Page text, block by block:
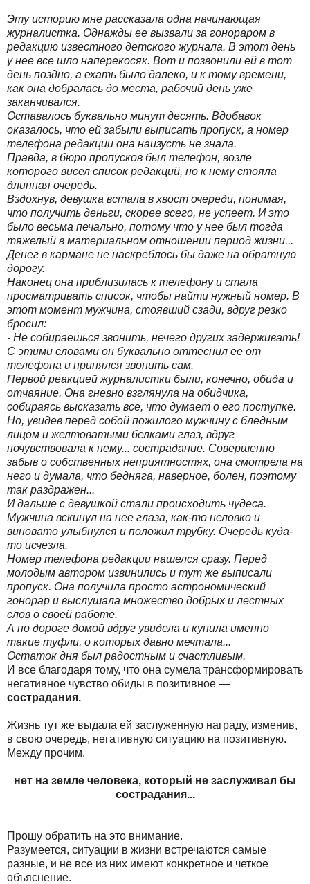
Эту историю мне рассказала одна начинающая
журналистка. Однажды ее вызвали за гонораром в
редакцию известного детского журнала. В этот день
у нее все шло наперекосяк. Вот и позвонили ей в тот
день поздно, а ехать было далеко, и к тому времени,
как она добралась до места, рабочий день уже
заканчивался.
Оставалось буквально минут десять. Вдобавок
оказалось, что ей забыли выписать пропуск, а номер
телефона редакции она наизусть не знала.
Правда, в бюро пропусков был телефон, возле
которого висел список редакций, но к нему стояла
длинная очередь.
Вздохнув, девушка встала в хвост очереди, понимая,
что получить деньги, скорее всего, не успеет. И это
было весьма печально, потому что у нее был тогда
тяжелый в материальном отношении период жизни...
Денег в кармане не наскреблось бы даже на обратную
дорогу.
Наконец она приблизилась к телефону и стала
просматривать список, чтобы найти нужный номер. В
этот момент мужчина, стоявший сзади, вдруг резко
бросил:
- Не собираешься звонить, нечего других задерживать!
С этими словами он буквально оттеснил ее от
телефона и принялся звонить сам.
Первой реакцией журналистки были, конечно, обида и
отчаяние. Она гневно взглянула на обидчика,
собираясь высказать все, что думает о его поступке.
Но, увидев перед собой пожилого мужчину с бледным
лицом и желтоватыми белками глаз, вдруг
почувствовала к нему... сострадание. Совершенно
забыв о собственных неприятностях, она смотрела на
него и думала, что бедняга, наверное, болен, поэтому
так раздражен...
И дальше с девушкой стали происходить чудеса.
Мужчина вскинул на нее глаза, как-то неловко и
виновато улыбнулся и положил трубку. Очередь куда-
то исчезла.
Номер телефона редакции нашелся сразу. Перед
молодым автором извинились и тут же выписали
пропуск. Она получила просто астрономический
гонорар и выслушала множество добрых и лестных
слов о своей работе.
А по дороге домой вдруг увидела и купила именно
такие туфли, о которых давно мечтала...
Остаток дня был радостным и счастливым.
И все благодаря тому, что она сумела трансформировать
негативное чувство обиды в позитивное —
сострадания.
Жизнь тут же выдала ей заслуженную награду, изменив,
в свою очередь, негативную ситуацию на позитивную.
Между прочим.
нет на земле человека, который не заслуживал бы
сострадания...
Прошу обратить на это внимание.
Разумеется, ситуации в жизни встречаются самые
разные, и не все из них имеют конкретное и четкое
объяснение.